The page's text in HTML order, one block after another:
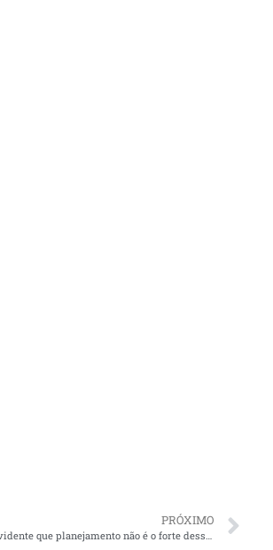
PRÓXIMO